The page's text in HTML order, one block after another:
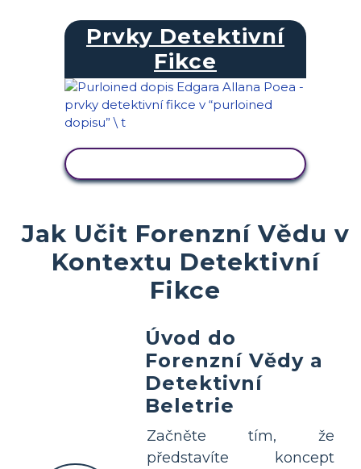
Prvky Detektivní
Fikce
Jak Učit Forenzní Vědu v
Kontextu Detektivní
Fikce
Úvod do
Forenzní Vědy a
Detektivní
Beletrie
Začněte tím, že
představíte koncept